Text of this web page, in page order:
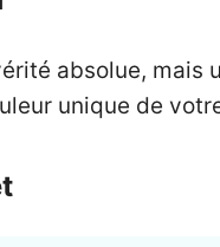
absolue,
unique de